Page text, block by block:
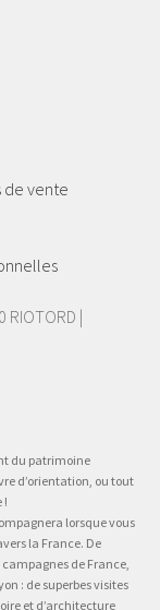
de vente
|
du patrimoine
d’orientation, ou tout
!
lorsque vous
la France. De
de France,
: de superbes visites
et d’architecture